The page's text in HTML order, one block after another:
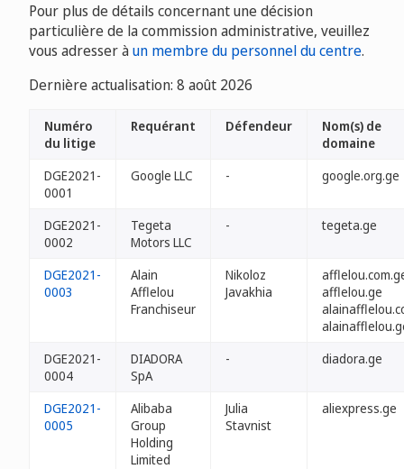
Pour plus de détails concernant une décision
particulière de la commission administrative, veuillez
vous adresser àun membre du personnel du centre.
Dernière actualisation: 8 août 2026
Numéro
du litige
Requérant Défendeur
Nom(s) de
domaine
DGE2021-
0001
Google LLC - google.org.ge
DGE2021-
0002
Tegeta
Motors LLC
- tegeta.ge
DGE2021-
0003
Alain
Afflelou
Franchiseur
Nikoloz
Javakhia
afflelou.ge
DGE2021-
0004
DIADORA
SpA
- diadora.ge
DGE2021-
0005
Alibaba
Group
Holding
Limited
Julia
Stavnist
aliexpress.ge